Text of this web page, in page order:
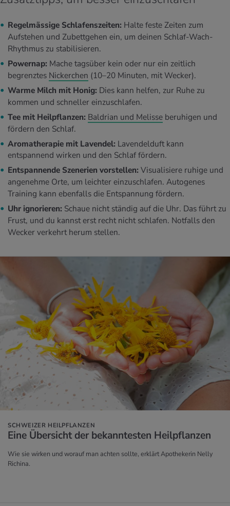
SCHWEIZER HEILPFLANZEN
Eine Über­sicht der be­kann­tes­ten Heil­pflan­zen
Wie sie wirken und worauf man achten sollte, erklärt Apothekerin Nelly
Richina.
Regelmässige Schlafenszeiten: Halte feste Zeiten zum
Aufstehen und Zubettgehen ein, um deinen Schlaf-Wach-
Rhythmus zu stabilisieren.
Powernap: Mache tagsüber kein oder nur ein zeitlich
begrenztes Nickerchen (10–20 Minuten, mit Wecker).
Warme Milch mit Honig: Dies kann helfen, zur Ruhe zu
kommen und schneller einzuschlafen.
Tee mit Heilpflanzen: Baldrian und Melisse beruhigen und
fördern den Schlaf.
Aromatherapie mit Lavendel: Lavendelduft kann
entspannend wirken und den Schlaf fördern.
Entspannende Szenerien vorstellen: Visualisiere ruhige und
angenehme Orte, um leichter einzuschlafen. Autogenes
Training kann ebenfalls die Entspannung fördern.
Uhr ignorieren: Schaue nicht ständig auf die Uhr. Das führt zu
Frust, und du kannst erst recht nicht schlafen. Notfalls den
Wecker verkehrt herum stellen.